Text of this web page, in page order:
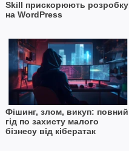
Skill прискорюють розробку
на WordPress
Фішинг, злом, викуп: повний
гід по захисту малого
бізнесу від кібератак